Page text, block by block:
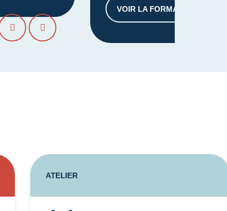
VOIR LA FORMATION
ASSURER LA
PRÉCÉDENTSUIVANT
ATELIER